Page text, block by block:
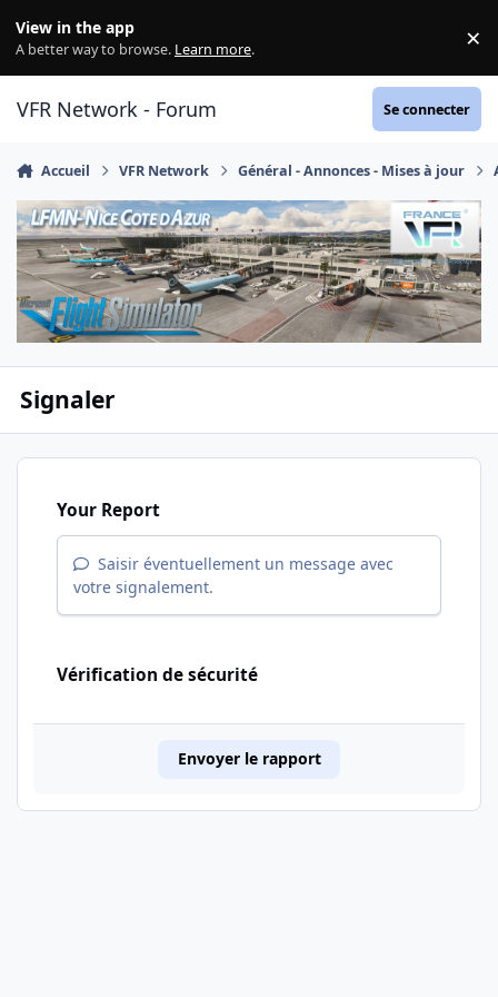
View in the app
A better way to browse. Learn more. ×
VFR Network - Forum Se connecter
Accueil VFR Network Général - Annonces - Mises à jour
Signaler
Your Report
Saisir éventuellement un message avec
votre signalement.
Vérification de sécurité
Envoyer le rapport